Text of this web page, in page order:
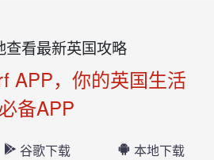
查看最新英国攻略
APP，你的英国生活
必备APP
谷歌下载 本地下载